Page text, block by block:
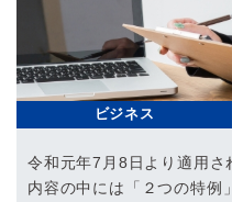
ビジネス
令和元年7月8日より適用さ
内容の中には「２つの特